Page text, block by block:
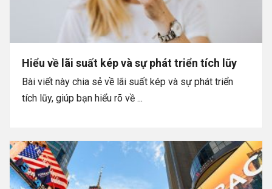
Hiểu về lãi suất kép và sự phát triển tích lũy
Bài viết này chia sẻ về lãi suất kép và sự phát triển
tích lũy, giúp bạn hiểu rõ về ...